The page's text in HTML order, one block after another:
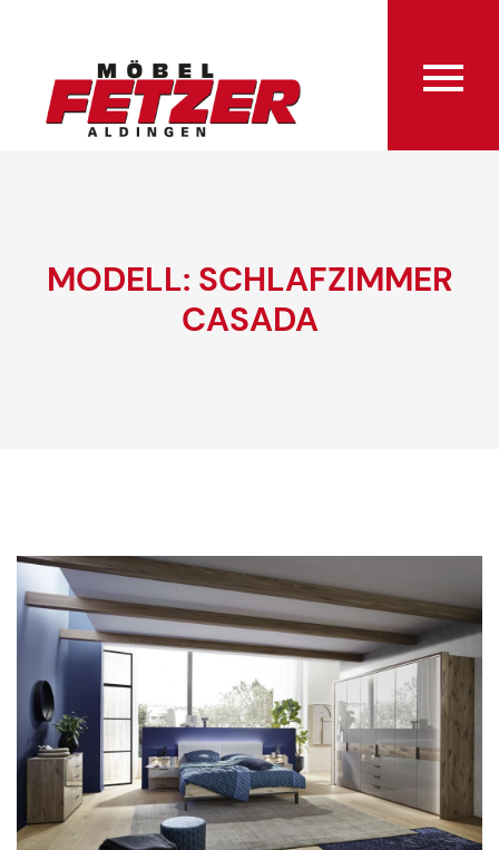
MODELL: SCHLAFZIMMER
CASADA